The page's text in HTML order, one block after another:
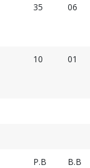
35 06
10 01
P.B B.B